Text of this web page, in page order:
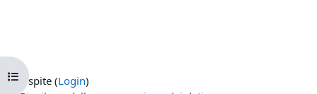
Apri indice del corso
Ospite (Login)